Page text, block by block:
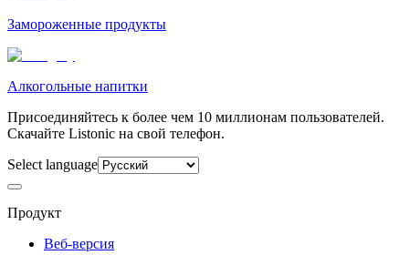
Замороженные продукты
Алкогольные напитки
Присоединяйтесь к более чем 10 миллионам пользователей.
Скачайте Listonic на свой телефон.
Select language
Продукт
Веб-версия